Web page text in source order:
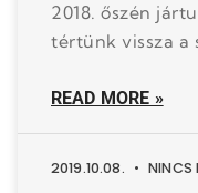
2018. őszén
tértünk vissza a
READ MORE »
2019.10.08. NINCS